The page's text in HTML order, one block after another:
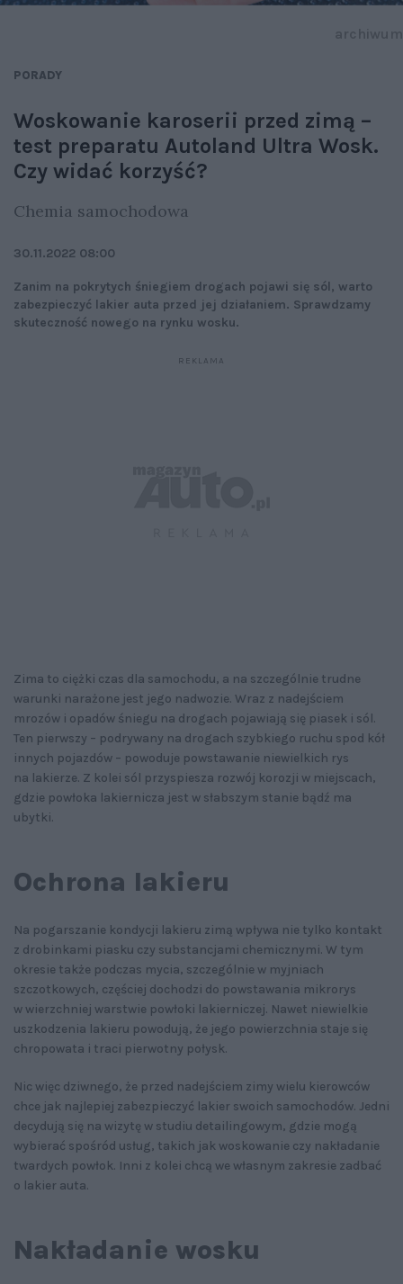
PORADY
Woskowanie karoserii przed zimą –
test preparatu Autoland Ultra Wosk.
Czy widać korzyść?
Chemia samochodowa
30.11.2022 08:00
Zanim na pokrytych śniegiem drogach pojawi się sól, warto
zabezpieczyć lakier auta przed jej działaniem. Sprawdzamy
skuteczność nowego na rynku wosku.
Zima to ciężki czas dla samochodu, a na szczególnie trudne
warunki narażone jest jego nadwozie. Wraz z nadejściem
mrozów i opadów śniegu na drogach pojawiają się piasek i sól.
Ten pierwszy – podrywany na drogach szybkiego ruchu spod kół
innych pojazdów – powoduje powstawanie niewielkich rys
na lakierze. Z kolei sól przyspiesza rozwój korozji w miejscach,
gdzie powłoka lakiernicza jest w słabszym stanie bądź ma
ubytki.
Ochrona lakieru
Na pogarszanie kondycji lakieru zimą wpływa nie tylko kontakt
z drobinkami piasku czy substancjami chemicznymi. W tym
okresie także podczas mycia, szczególnie w myjniach
szczotkowych, częściej dochodzi do powstawania mikrorys
w wierzchniej warstwie powłoki lakierniczej. Nawet niewielkie
uszkodzenia lakieru powodują, że jego powierzchnia staje się
chropowata i traci pierwotny połysk.
Nic więc dziwnego, że przed nadejściem zimy wielu kierowców
chce jak najlepiej zabezpieczyć lakier swoich samochodów. Jedni
decydują się na wizytę w studiu detailingowym, gdzie mogą
wybierać spośród usług, takich jak woskowanie czy nakładanie
twardych powłok. Inni z kolei chcą we własnym zakresie zadbać
o lakier auta.
Nakładanie wosku